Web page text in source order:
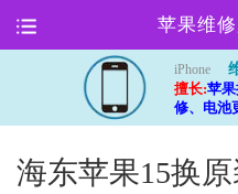
苹果维
iPhone
擅长:苹
修、电池
海东苹果15换